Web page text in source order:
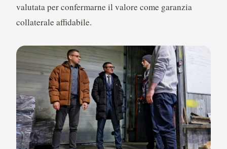
valutata per confermarne il valore come garanzia
collaterale affidabile.